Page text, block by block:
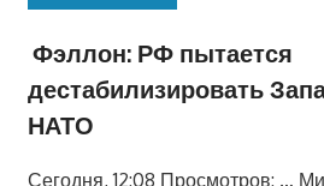
Фэллон: РФ пытается
дестабилизировать
НАТО
Сегодня, 12:08 Просмотров: …